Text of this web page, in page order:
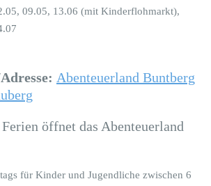
09.05, 13.06 (mit Kinderflohmarkt),
Abenteuerland Buntberg
öffnet das Abenteuerland
für Kinder und Jugendliche zwischen 6